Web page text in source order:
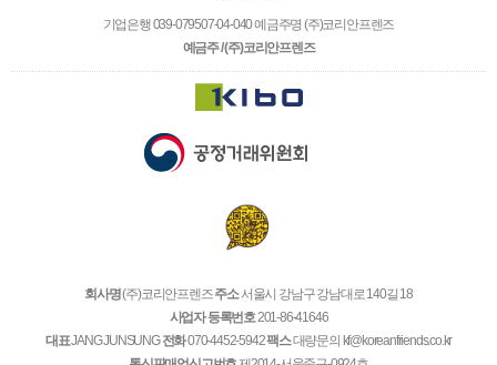
기업은행 039-079507-04-040 예금주명 (주)코리안프렌즈
예금주 / (주)코리안프렌즈
회사명(주)코리안프렌즈주소서울시 강남구 강남대로 140길 18
사업자 등록번호201-86-41646
대표JANG JUNSUNG 전화070-4452-5942팩스대량문의 kf@koreanfriends.co.kr